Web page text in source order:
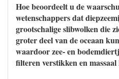
Hoe beoordeelt u de
wetenschappers dat
grootschalige slibwolken die
groter deel van de oceaan
waardoor zee- en
filteren verstikken en